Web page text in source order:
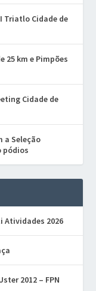
Triatlo Cidade de
25 km e Pimpões
Cidade de
a Seleção
pódios
Atividades 2026
2012 – FPN